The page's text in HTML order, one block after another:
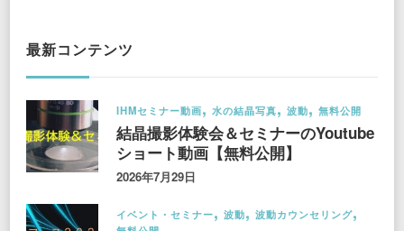
最新コンテンツ
IHMセミナー動画 水の結晶写真 波動 無料公開
結晶撮影体験会＆セミナーのYoutube
ショート動画【無料公開】
2026年7月29日
イベント・セミナー 波動
波動カウンセリング